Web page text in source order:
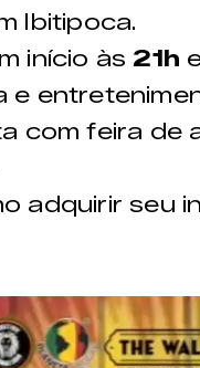
Ibitipoca.
início às 21h
e
com feira de
adquirir seu